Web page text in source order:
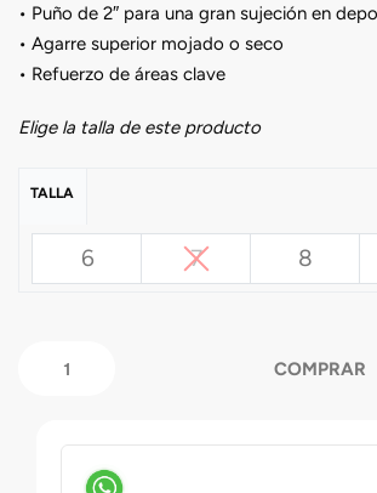
• Puño de 2″ para una gran sujeción en
• Agarre superior mojado o seco
• Refuerzo de áreas clave
Elige la talla de este producto
TALLA
6 7 8
COMPRAR